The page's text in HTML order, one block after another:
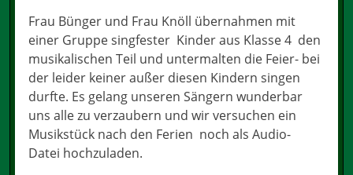
Frau Bünger und Frau Knöll übernahmen mit
einer Gruppe singfester Kinder aus Klasse 4 den
musikalischen Teil und untermalten die Feier- bei
der leider keiner außer diesen Kindern singen
durfte. Es gelang unseren Sängern wunderbar
uns alle zu verzaubern und wir versuchen ein
Musikstück nach den Ferien noch als Audio-
Datei hochzuladen.